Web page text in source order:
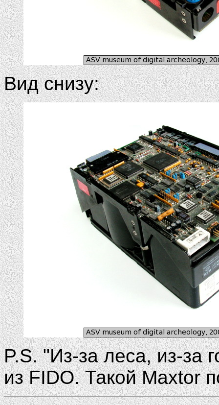
Вид снизу:
P.S. "Из-за леса, из-за
из FIDO. Такой Maxtor